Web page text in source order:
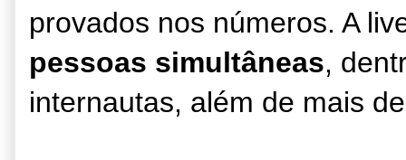
provados nos números. A
pessoas simultâneas,
internautas, além de mais